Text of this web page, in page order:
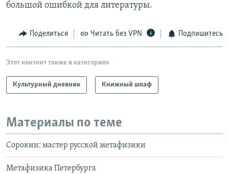
большой ошибкой для литературы.
Поделиться Читать без VPN Подпишитесь
Этот контент также в категориях
Культурный дневник Книжный шкаф
Материалы по теме
Сорокин: мастер русской метафизики
Метафизика Петербурга